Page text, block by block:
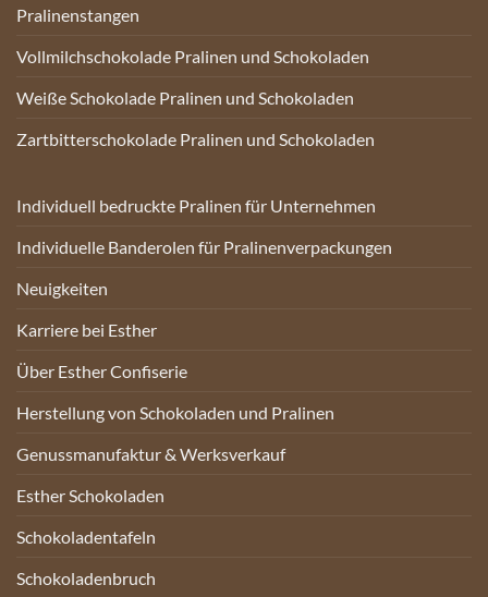
Pralinenstangen
Vollmilchschokolade Pralinen und Schokoladen
Weiße Schokolade Pralinen und Schokoladen
Zartbitterschokolade Pralinen und Schokoladen
Individuell bedruckte Pralinen für Unternehmen
Individuelle Banderolen für Pralinenverpackungen
Neuigkeiten
Karriere bei Esther
Über Esther Confiserie
Herstellung von Schokoladen und Pralinen
Genussmanufaktur & Werksverkauf
Esther Schokoladen
Schokoladentafeln
Schokoladenbruch